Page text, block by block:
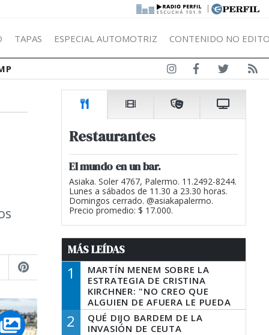
|
TAPAS ESPECIAL AUTOMOTRIZ CONTENIDO NO
Restaurantes
El mundo en un bar.
Asiaka. Soler 4767, Palermo. 11.2492-8244.
Lunes a sábados de 11.30 a 23.30 horas.
Domingos cerrado. @asiakapalermo.
Precio promedio: $ 17.000.
MÁS LEÍDAS
1
MARTÍN MENEM SOBRE LA
ESTRATEGIA DE CRISTINA
KIRCHNER: "NO CREO QUE
ALGUIEN DE AFUERA LE PUEDA
DECIR A LA JUSTICIA LO QUE
TIENE QUE HACER"
2
QUÉ DIJO BARDEM DE LA
INVASIÓN DE CEUTA